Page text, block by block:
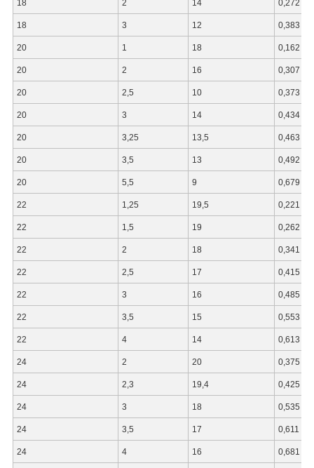
18 2 14 0,272
18 3 12 0,383
20 1 18 0,162
20 2 16 0,307
20 2,5 10 0,373
20 3 14 0,434
20 3,25 13,5 0,463
20 3,5 13 0,492
20 5,5 9 0,679
22 1,25 19,5 0,221
22 1,5 19 0,262
22 2 18 0,341
22 2,5 17 0,415
22 3 16 0,485
22 3,5 15 0,553
22 4 14 0,613
24 2 20 0,375
24 2,3 19,4 0,425
24 3 18 0,535
24 3,5 17 0,611
24 4 16 0,681